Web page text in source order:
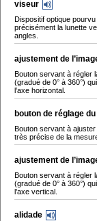
viseur
Dispositif optique
précisément la lunette
angles.
ajustement de
Bouton servant à régler
(gradué de 0° à 360°)
l’axe horizontal.
bouton de réglage
Bouton servant à
très précise de la
ajustement de
Bouton servant à régler
(gradué de 0° à 360°)
l’axe vertical.
alidade